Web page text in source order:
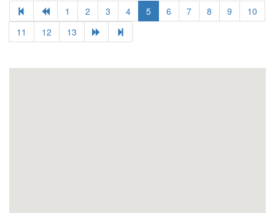
1 2 3 4 5 6 7 8 9
10
11
12 13